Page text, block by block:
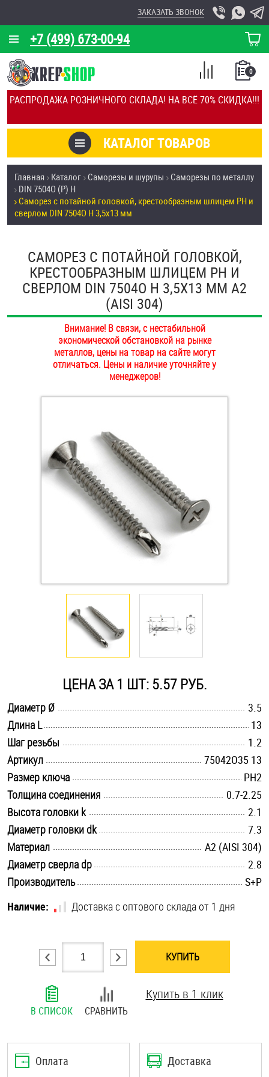
РАСПРОДАЖА РОЗНИЧНОГО СКЛАДА! НА ВСЁ 70% СКИДКА!!!
+7 (499) 673-00-94
ЗАКАЗАТЬ ЗВОНОК
КОРЗИНА
О КОМПАНИИ
КАЛЬКУЛЯТОР
ОТЗЫВЫ
УСЛУГИ
СКИДКИ
ПОКУПАТЕЛЯМ
ОПЛАТА И ДОСТАВКА
КАТАЛОГ ТОВАРОВ
0
СПИСОК
СРАВНЕНИЕ
Товары со скидкой
Анкеры
Антивандальный крепёж, инструмент
Болты и винты
Втулки
Гайки
Дюбели
Дюймовый крепёж
Инструмент
Крюки, кольца с метрической резьбой
Крюки, кольца с шурупной резьбой
Саморезы и шурупы
Такелаж
Хомуты
Шайбы
Шпильки
Шплинты
Штифты и пальцы
Главная Каталог Саморезы и шурупы
Саморезы по металлу
DIN 7504О (Р) H
Саморез с потайной головкой, крестообразным шлицем PH и
сверлом DIN 7504O H 3,5х13 мм
САМОРЕЗ С ПОТАЙНОЙ ГОЛОВКОЙ,
КРЕСТООБРАЗНЫМ ШЛИЦЕМ PH И
СВЕРЛОМ DIN 7504O H 3,5Х13 ММ А2
(AISI 304)
Внимание! В связи, с нестабильной
экономической обстановкой на рынке
металлов, цены на товар на сайте могут
отличаться. Цены и наличие уточняйте у
менеджеров!
ЦЕНА ЗА 1 ШТ: 5.57 РУБ.
Диаметр Ø
3.5
Длина L
13
Шаг резьбы
1.2
Артикул
75042O35 13
Размер ключа
PH2
Толщина соединения
0.7-2.25
Высота головки k
2.1
Диаметр головки dk
7.3
Материал
А2 (AISI 304)
Диаметр сверла dp
2.8
Производитель
S+P
Наличие:
Доставка с оптового склада от 1 дня
КУПИТЬ
В СПИСОК СРАВНИТЬ
Купить в 1 клик
Оплата Доставка